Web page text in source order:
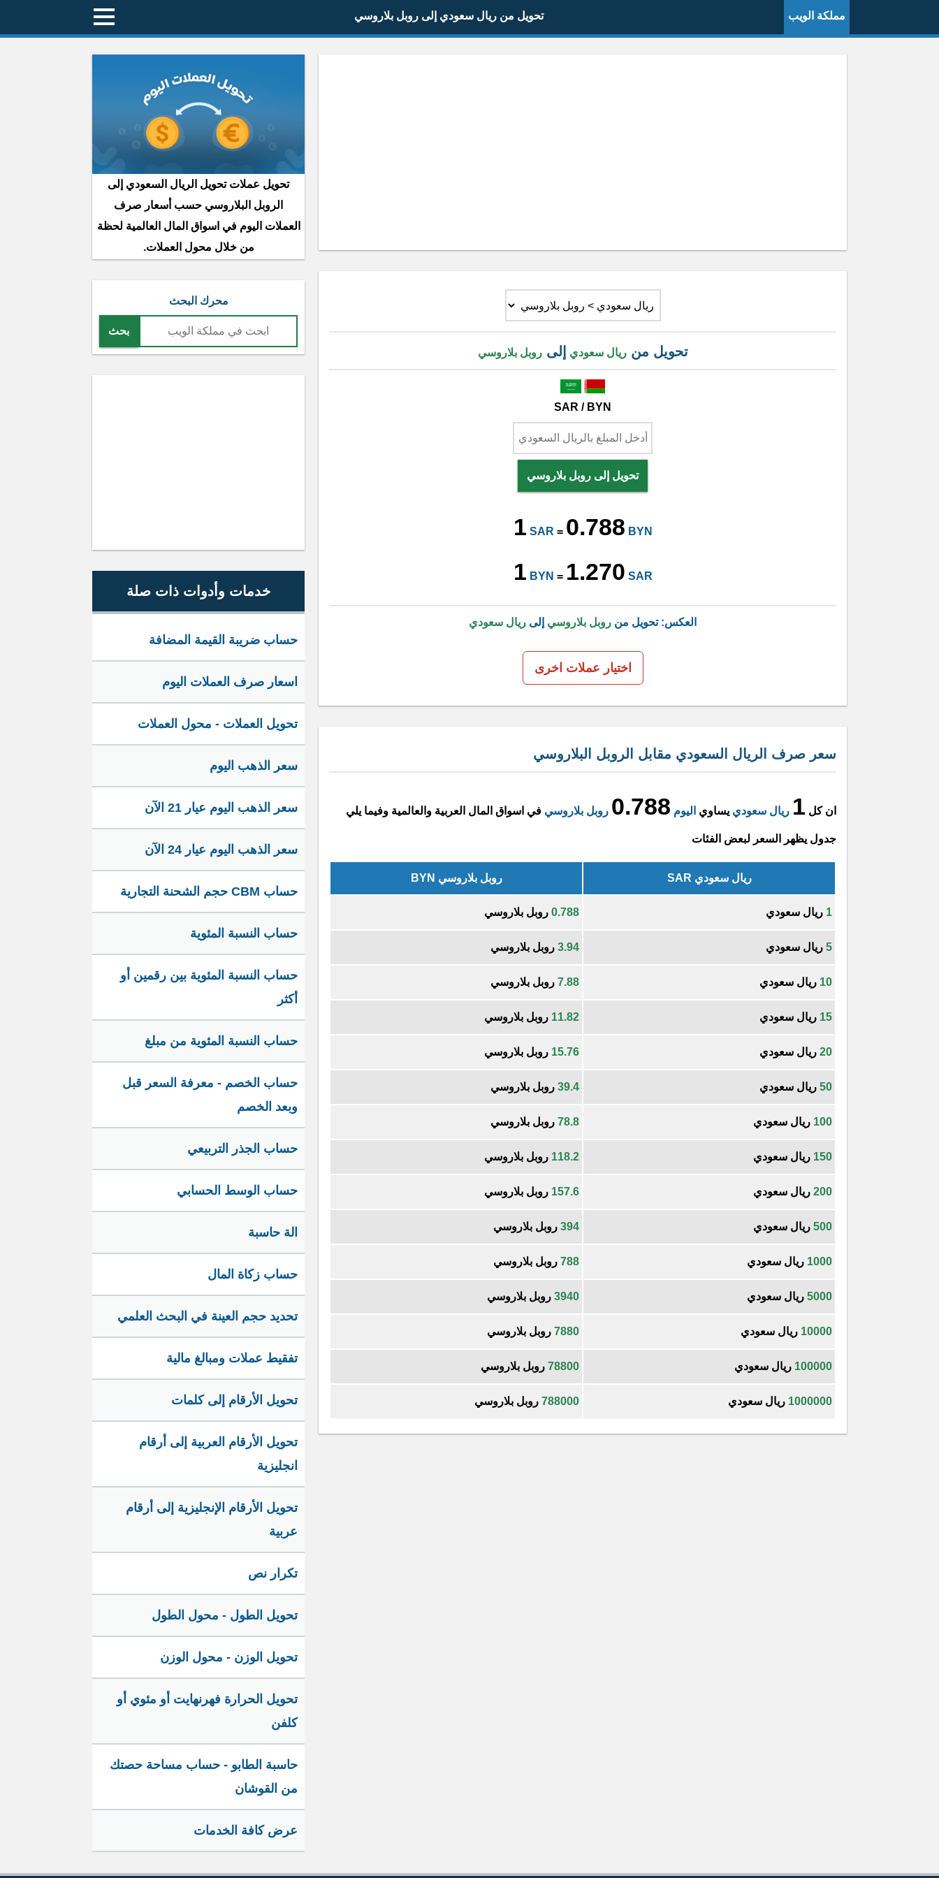
مملكة الويب تحويل من ريال سعودي إلى روبل بلاروسي
تحويل منريال سعودي إلىروبل بلاروسي
SAR / BYN
تحويل إلى روبل بلاروسي
1 SAR = 0.788 BYN
1 BYN = 1.270 SAR
العكس: تحويل من روبل بلاروسي إلى ريال سعودي
اختيار عملات اخرى
سعر صرف الريال السعودي مقابل الروبل البلاروسي
ان كل 1 ريال سعودي يساوي اليوم 0.788 روبل بلاروسي في اسواق المال العربية والعالمية وفيما يلي
جدول يظهر السعر لبعض الفئات
ريال سعودي SAR روبل بلاروسي BYN
1 ريال سعودي 0.788 روبل بلاروسي
5 ريال سعودي 3.94 روبل بلاروسي
10 ريال سعودي 7.88 روبل بلاروسي
15 ريال سعودي 11.82 روبل بلاروسي
20 ريال سعودي 15.76 روبل بلاروسي
50 ريال سعودي 39.4 روبل بلاروسي
100 ريال سعودي 78.8 روبل بلاروسي
150 ريال سعودي 118.2 روبل بلاروسي
200 ريال سعودي 157.6 روبل بلاروسي
500 ريال سعودي 394 روبل بلاروسي
1000 ريال سعودي 788 روبل بلاروسي
5000 ريال سعودي 3940 روبل بلاروسي
10000 ريال سعودي 7880 روبل بلاروسي
100000 ريال سعودي 78800 روبل بلاروسي
1000000 ريال سعودي 788000 روبل بلاروسي
تحويل عملات تحويل الريال السعودي إلى
الروبل البلاروسي حسب أسعار صرف
العملات اليوم في اسواق المال العالمية لحظة
من خلال محول العملات.
محرك البحث
بحث
خدمات وأدوات ذات صلة
حساب ضريبة القيمة المضافة
اسعار صرف العملات اليوم
تحويل العملات - محول العملات
سعر الذهب اليوم
سعر الذهب اليوم عيار 21 الآن
سعر الذهب اليوم عيار 24 الآن
حساب CBM حجم الشحنة التجارية
حساب النسبة المئوية
حساب النسبة المئوية بين رقمين أو
أكثر
حساب النسبة المئوية من مبلغ
حساب الخصم - معرفة السعر قبل
وبعد الخصم
حساب الجذر التربيعي
حساب الوسط الحسابي
الة حاسبة
حساب زكاة المال
تحديد حجم العينة في البحث العلمي
تفقيط عملات ومبالغ مالية
تحويل الأرقام إلى كلمات
تحويل الأرقام العربية إلى أرقام
انجليزية
تحويل الأرقام الإنجليزية إلى أرقام
عربية
تكرار نص
تحويل الطول - محول الطول
تحويل الوزن - محول الوزن
تحويل الحرارة فهرنهايت أو مئوي أو
كلفن
حاسبة الطابو - حساب مساحة حصتك
من القوشان
عرض كافة الخدمات